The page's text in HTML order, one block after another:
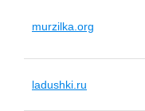
murzilka.org
ladushki.ru